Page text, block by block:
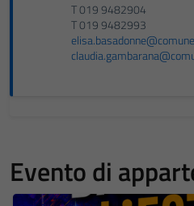
T 019 9482904
T 019 9482993
Evento di